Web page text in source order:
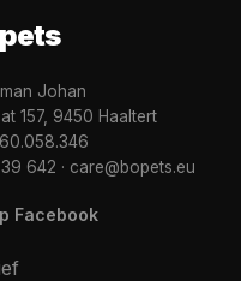
Johan
157, 9450 Haaltert
642 · care@bopets.eu
Facebook